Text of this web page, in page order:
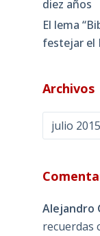
diez años
El lema
festejar el
Archivos
Archivos
Alejandro
recuerdas